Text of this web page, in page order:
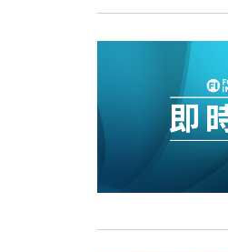
14:50 地產｜
國際
財經
財經｜
財經｜
本地
財經
15:11 財經｜